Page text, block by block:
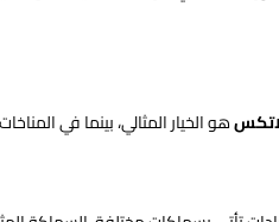
هو الخيار المثالي، بينما في